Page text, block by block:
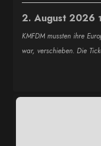
2. August 2026
KMFDM mussten ihre
war, verschieben. Die